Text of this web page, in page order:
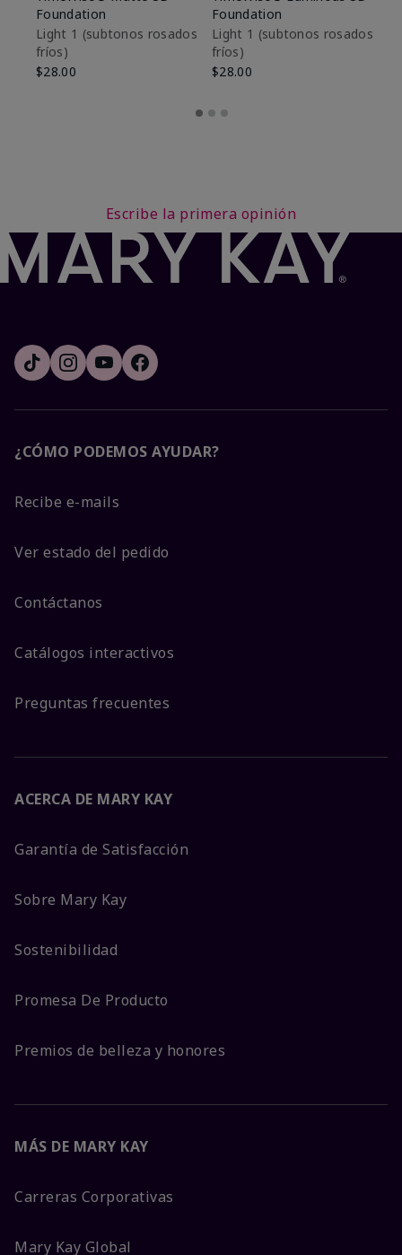
Foundation
Light 1​ (subtonos rosados
fríos)
$28.00
Foundation
Light 1​ (subtonos rosados
fríos)
$28.00
Escribe la primera opinión
¿CÓMO PODEMOS AYUDAR?
Recibe e-mails
Ver estado del pedido
Contáctanos
Catálogos interactivos
Preguntas frecuentes
ACERCA DE MARY KAY
Garantía de Satisfacción
Sobre Mary Kay
Sostenibilidad
Promesa De Producto
Premios de belleza y honores
MÁS DE MARY KAY
Carreras Corporativas
Mary Kay Global